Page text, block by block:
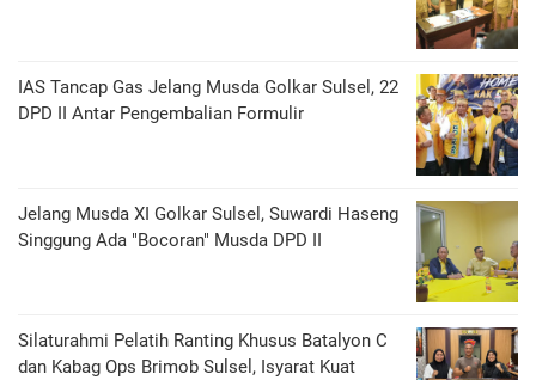
IAS Tancap Gas Jelang Musda Golkar Sulsel, 22
DPD II Antar Pengembalian Formulir
Jelang Musda XI Golkar Sulsel, Suwardi Haseng
Singgung Ada "Bocoran" Musda DPD II
Silaturahmi Pelatih Ranting Khusus Batalyon C
dan Kabag Ops Brimob Sulsel, Isyarat Kuat